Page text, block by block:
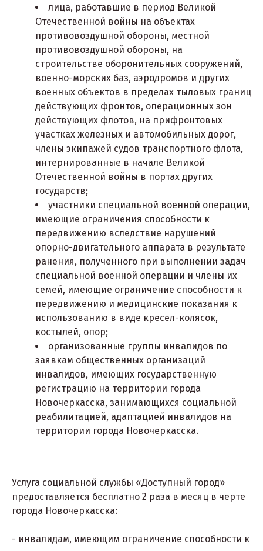
лица, работавшие в период Великой
Отечественной войны на объектах
противовоздушной обороны, местной
противовоздушной обороны, на
строительстве оборонительных сооружений,
военно-морских баз, аэродромов и других
военных объектов в пределах тыловых границ
действующих фронтов, операционных зон
действующих флотов, на прифронтовых
участках железных и автомобильных дорог,
члены экипажей судов транспортного флота,
интернированные в начале Великой
Отечественной войны в портах других
государств;
участники специальной военной операции,
имеющие ограничения способности к
передвижению вследствие нарушений
опорно-двигательного аппарата в результате
ранения, полученного при выполнении задач
специальной военной операции и члены их
семей, имеющие ограничение способности к
передвижению и медицинские показания к
использованию в виде кресел-колясок,
костылей, опор;
организованные группы инвалидов по
заявкам общественных организаций
инвалидов, имеющих государственную
регистрацию на территории города
Новочеркасска, занимающихся социальной
реабилитацией, адаптацией инвалидов на
территории города Новочеркасска.
Услуга социальной службы «Доступный город»
предоставляется бесплатно 2 раза в месяц в черте
города Новочеркасска:
- инвалидам, имеющим ограничение способности к